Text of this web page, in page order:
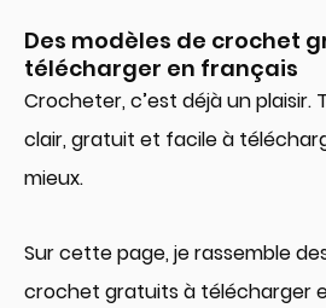
Des modèles de crochet
télécharger en français
Crocheter, c’est déjà un plaisir.
clair, gratuit et facile à
mieux.
Sur cette page, je rassemble
crochet gratuits à télécharger